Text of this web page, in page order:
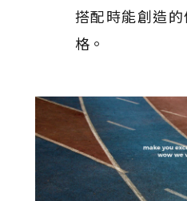
搭配時能創造
格。